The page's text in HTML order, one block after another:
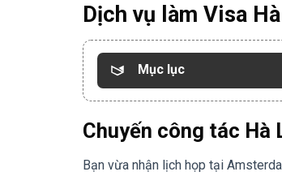
Dịch vụ làm Visa
Mục lục
Chuyến công tác Hà
Bạn vừa nhận lịch họp tại